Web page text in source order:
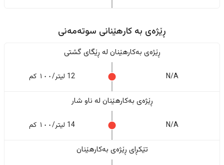
ڕێژەى به کارهێنانی سوتەمەنی
ڕێژەى بەکارهێنان له ڕێگای گشتی
N/A 12 لیتر/١٠٠ کم
ڕێژەى بەکارهێنان له ناو شار
N/A 14 لیتر/١٠٠ کم
تێکڕای ڕێژەى بەکارهێنان